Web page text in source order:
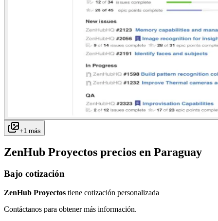
+1 más
ZenHub Proyectos precios en Paraguay
Bajo cotización
ZenHub Proyectos tiene cotización personalizada
Contáctanos para obtener más información.